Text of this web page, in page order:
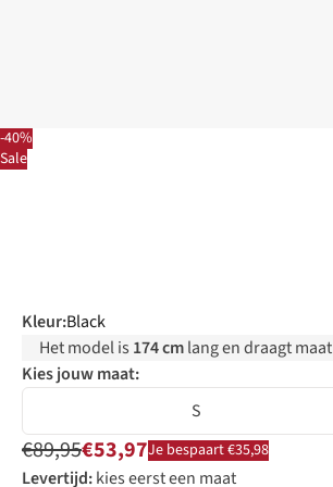
-40%
Sale
Kleur:Black
Het model is 174 cmlang en draagt maat
Kies jouw maat:
S
€89,95€53,97Je bespaart €35,98
Levertijd:kies eerst een maat